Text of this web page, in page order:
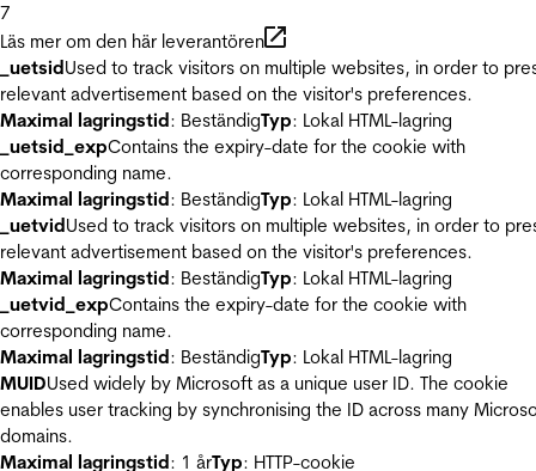
7
Läs mer om den här leverantören
_uetsidUsed to track visitors on multiple websites, in order to
relevant advertisement based on the visitor's preferences.
Maximal lagringstid: BeständigTyp: Lokal HTML-lagring
_uetsid_expContains the expiry-date for the cookie with
corresponding name.
Maximal lagringstid: BeständigTyp: Lokal HTML-lagring
_uetvidUsed to track visitors on multiple websites, in order to
relevant advertisement based on the visitor's preferences.
Maximal lagringstid: BeständigTyp: Lokal HTML-lagring
_uetvid_expContains the expiry-date for the cookie with
corresponding name.
Maximal lagringstid: BeständigTyp: Lokal HTML-lagring
MUIDUsed widely by Microsoft as a unique user ID. The cookie
enables user tracking by synchronising the ID across many
domains.
Maximal lagringstid: 1 årTyp: HTTP-cookie